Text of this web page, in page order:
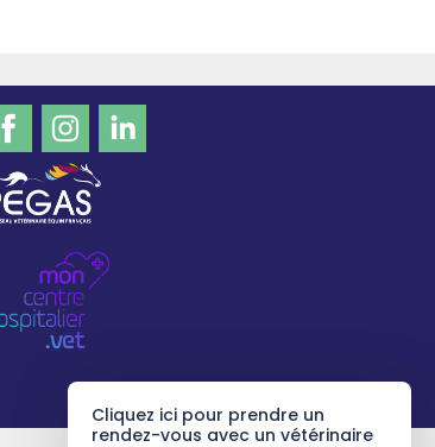
Cliquez ici pour prendre un
rendez-vous avec un vétérinaire